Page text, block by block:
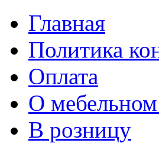
Главная
Политика
Оплата
О мебельном
В розницу